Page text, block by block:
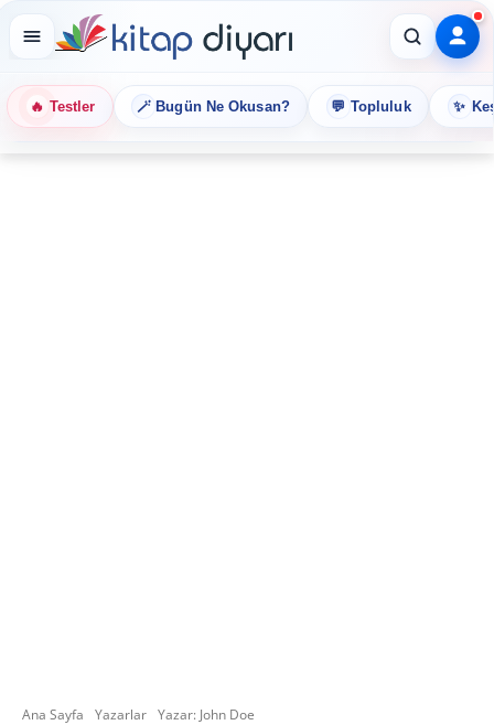
🔥 Testler 🪄 Bugün Ne Okusan? 💬 Topluluk ✨
Ana Sayfa Yazarlar Yazar: John Doe